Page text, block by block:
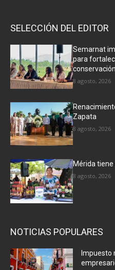
SELECCIÓN DEL EDITOR
Semarnat
para
conservación
8 agosto, 2026
Zapata
8 agosto, 2026
Mérida
8 agosto, 2026
NOTICIAS POPULARES
Impuesto